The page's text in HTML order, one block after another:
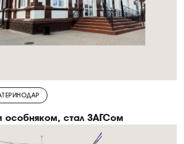
особняком, стал ЗАГСом